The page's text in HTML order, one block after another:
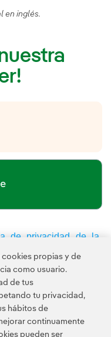
en inglés.
de privacidad de la
en ventana nueva.
y se aplican la
propias y de
como usuario.
de tus
tu privacidad,
hábitos de
continuamente
pueden ser